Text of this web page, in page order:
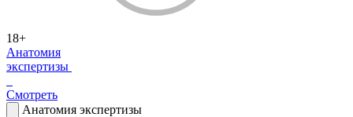
18+
Анатомия
экспертизы
Смотреть
Анатомия экспертизы